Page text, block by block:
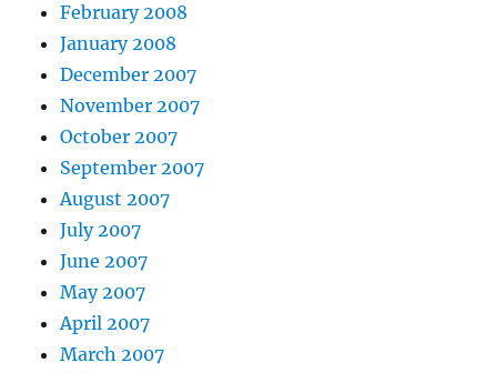
February 2008
January 2008
December 2007
November 2007
October 2007
September 2007
August 2007
July 2007
June 2007
May 2007
April 2007
March 2007